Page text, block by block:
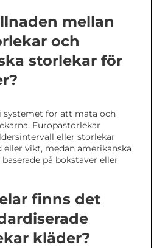
mellan
och
storlekar för
systemet för att mäta och
Europastorlekar
eller storlekar
eller vikt, medan amerikanska
på bokstäver eller
finns det
kläder?